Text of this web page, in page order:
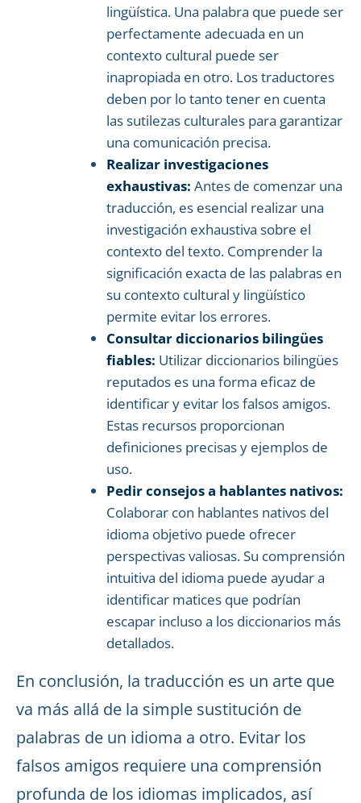
lingüística. Una palabra que puede ser
perfectamente adecuada en un
contexto cultural puede ser
inapropiada en otro. Los traductores
deben por lo tanto tener en cuenta
las sutilezas culturales para garantizar
una comunicación precisa.
Realizar investigaciones
exhaustivas: Antes de comenzar una
traducción, es esencial realizar una
investigación exhaustiva sobre el
contexto del texto. Comprender la
significación exacta de las palabras en
su contexto cultural y lingüístico
permite evitar los errores.
Consultar diccionarios bilingües
fiables: Utilizar diccionarios bilingües
reputados es una forma eficaz de
identificar y evitar los falsos amigos.
Estas recursos proporcionan
definiciones precisas y ejemplos de
uso.
Pedir consejos a hablantes nativos:
Colaborar con hablantes nativos del
idioma objetivo puede ofrecer
perspectivas valiosas. Su comprensión
intuitiva del idioma puede ayudar a
identificar matices que podrían
escapar incluso a los diccionarios más
detallados.
En conclusión, la traducción es un arte que
va más allá de la simple sustitución de
palabras de un idioma a otro. Evitar los
falsos amigos requiere una comprensión
profunda de los idiomas implicados, así